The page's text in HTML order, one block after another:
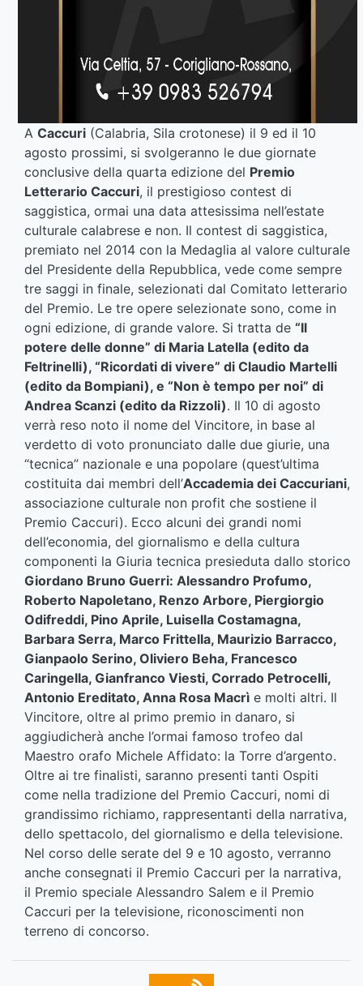
A Caccuri (Calabria, Sila crotonese) il 9 ed il 10
agosto prossimi, si svolgeranno le due giornate
conclusive della quarta edizione del Premio
Letterario Caccuri, il prestigioso contest di
saggistica, ormai una data attesissima nell’estate
culturale calabrese e non. Il contest di saggistica,
premiato nel 2014 con la Medaglia al valore culturale
del Presidente della Repubblica, vede come sempre
tre saggi in finale, selezionati dal Comitato letterario
del Premio. Le tre opere selezionate sono, come in
ogni edizione, di grande valore. Si tratta de “Il
potere delle donne” di Maria Latella (edito da
Feltrinelli), “Ricordati di vivere” di Claudio Martelli
(edito da Bompiani), e “Non è tempo per noi” di
Andrea Scanzi (edito da Rizzoli). Il 10 di agosto
verrà reso noto il nome del Vincitore, in base al
verdetto di voto pronunciato dalle due giurie, una
“tecnica” nazionale e una popolare (quest’ultima
costituita dai membri dell’Accademia dei Caccuriani,
associazione culturale non profit che sostiene il
Premio Caccuri). Ecco alcuni dei grandi nomi
dell’economia, del giornalismo e della cultura
componenti la Giuria tecnica presieduta dallo storico
Giordano Bruno Guerri: Alessandro Profumo,
Roberto Napoletano, Renzo Arbore, Piergiorgio
Odifreddi, Pino Aprile, Luisella Costamagna,
Barbara Serra, Marco Frittella, Maurizio Barracco,
Gianpaolo Serino, Oliviero Beha, Francesco
Caringella, Gianfranco Viesti, Corrado Petrocelli,
Antonio Ereditato, Anna Rosa Macrì e molti altri. Il
Vincitore, oltre al primo premio in danaro, si
aggiudicherà anche l’ormai famoso trofeo dal
Maestro orafo Michele Affidato: la Torre d’argento.
Oltre ai tre finalisti, saranno presenti tanti Ospiti
come nella tradizione del Premio Caccuri, nomi di
grandissimo richiamo, rappresentanti della narrativa,
dello spettacolo, del giornalismo e della televisione.
Nel corso delle serate del 9 e 10 agosto, verranno
anche consegnati il Premio Caccuri per la narrativa,
il Premio speciale Alessandro Salem e il Premio
Caccuri per la televisione, riconoscimenti non
terreno di concorso.